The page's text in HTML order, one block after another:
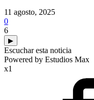
11 agosto, 2025
0
6
▶
Escuchar esta noticia
Powered by Estudios Max
x1